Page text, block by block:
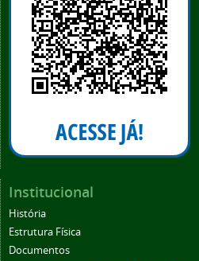
Institucional
História
Estrutura Física
Documentos